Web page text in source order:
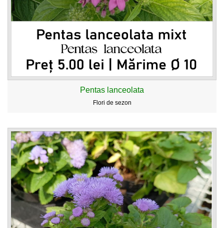
Pentas lanceolata
Flori de sezon